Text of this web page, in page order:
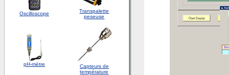
Oscilloscope
Transpalette
peseuse
pH-mètre
Capteurs de
température